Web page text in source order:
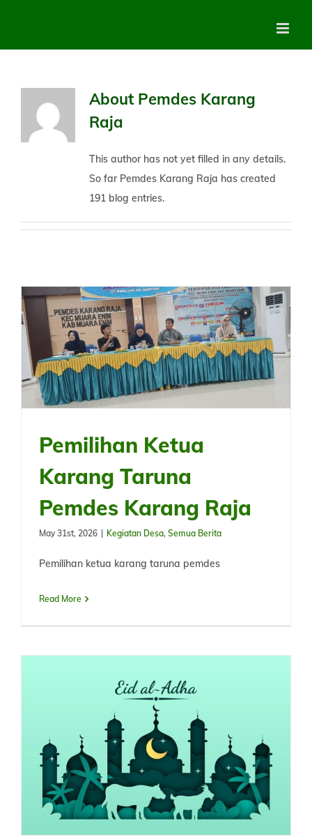
content
About Pemdes Karang
Raja
This author has not yet filled in any details.
So far Pemdes Karang Raja has created
191 blog entries.
Pemilihan Ketua
Karang Taruna
Pemdes Karang Raja
May 31st, 2026 | Kegiatan Desa, Semua Berita
Pemilihan ketua karang taruna pemdes
Read More